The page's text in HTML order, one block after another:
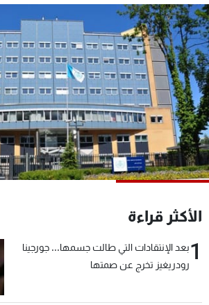
الأكثر قراءة
1بعد الإنتقادات التي طالت جسمها... جورجينا
رودريغيز تخرج عن صمتها
منوعات رياضة
كأس العالم
البرامج
جدول البرامج
شاهد البرامج
الترددات
الإنـتـاج
سياسة الخصوصية